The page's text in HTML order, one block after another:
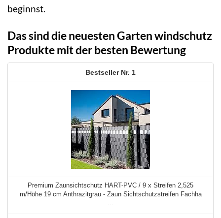
beginnst.
Das sind die neuesten Garten windschutz
Produkte mit der besten Bewertung
1
Premium Zaunsichtschutz HART-PVC / 9 x Streifen 2,525
m/Höhe 19 cm Anthrazitgrau - Zaun Sichtschutzstreifen Fachha
...